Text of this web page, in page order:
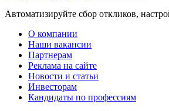
Автоматизируйте сбор откликов,
О компании
Наши вакансии
Партнерам
Реклама на сайте
Новости и статьи
Инвесторам
Кандидаты по профессиям